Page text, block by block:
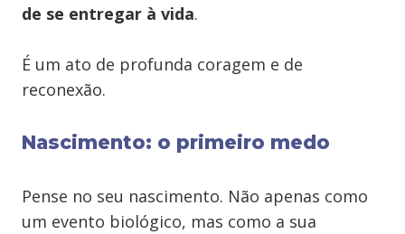
de se entregar à vida.
É um ato de profunda coragem e de
reconexão.
Nascimento: o primeiro medo
Pense no seu nascimento. Não apenas como
um evento biológico, mas como a sua